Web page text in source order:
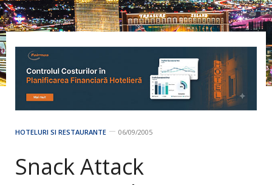
HOTELURI SI RESTAURANTE 06/09/2005
Snack Attack